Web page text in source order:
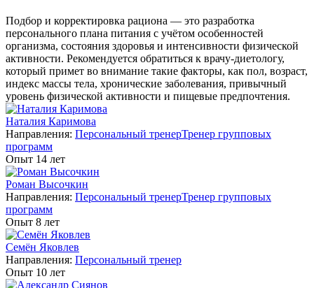
Подбор и корректировка рациона — это разработка
персонального плана питания с учётом особенностей
организма, состояния здоровья и интенсивности физической
активности. Рекомендуется обратиться к врачу-диетологу,
который примет во внимание такие факторы, как пол, возраст,
индекс массы тела, хронические заболевания, привычный
уровень физической активности и пищевые предпочтения.
Наталия Каримова
Направления: Персональный тренерТренер групповых
программ
Опыт 14 лет
Роман Высочкин
Направления: Персональный тренерТренер групповых
программ
Опыт 8 лет
Семён Яковлев
Направления: Персональный тренер
Опыт 10 лет